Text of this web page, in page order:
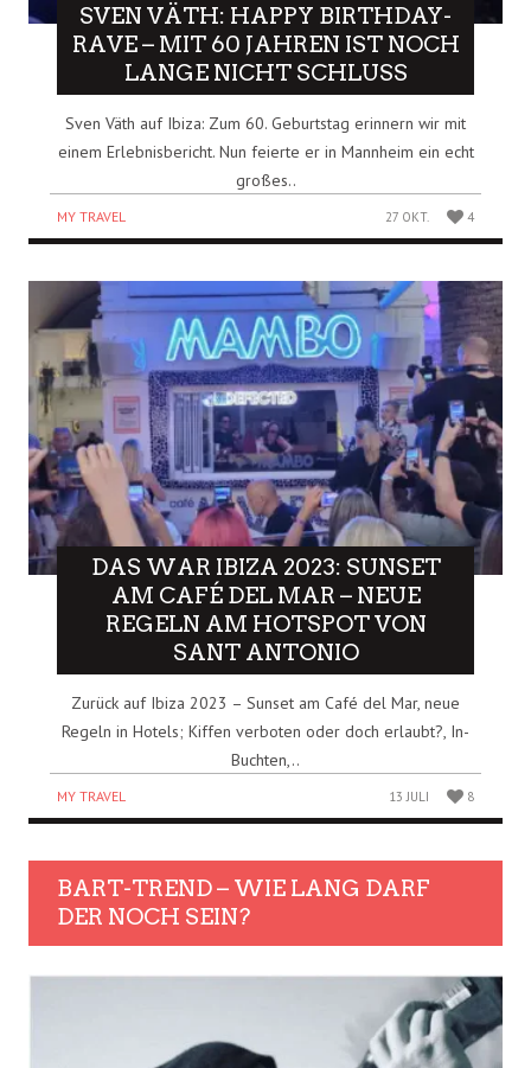
SVEN VÄTH: HAPPY BIRTHDAY-
RAVE – MIT 60 JAHREN IST NOCH
LANGE NICHT SCHLUSS
Sven Väth auf Ibiza: Zum 60. Geburtstag erinnern wir mit
einem Erlebnisbericht. Nun feierte er in Mannheim ein echt
großes..
MY TRAVEL 27 OKT. 4
DAS WAR IBIZA 2023: SUNSET
AM CAFÉ DEL MAR – NEUE
REGELN AM HOTSPOT VON
SANT ANTONIO
Zurück auf Ibiza 2023 – Sunset am Café del Mar, neue
Regeln in Hotels; Kiffen verboten oder doch erlaubt?, In-
Buchten,..
MY TRAVEL 13 JULI 8
BART-TREND – WIE LANG DARF
DER NOCH SEIN?